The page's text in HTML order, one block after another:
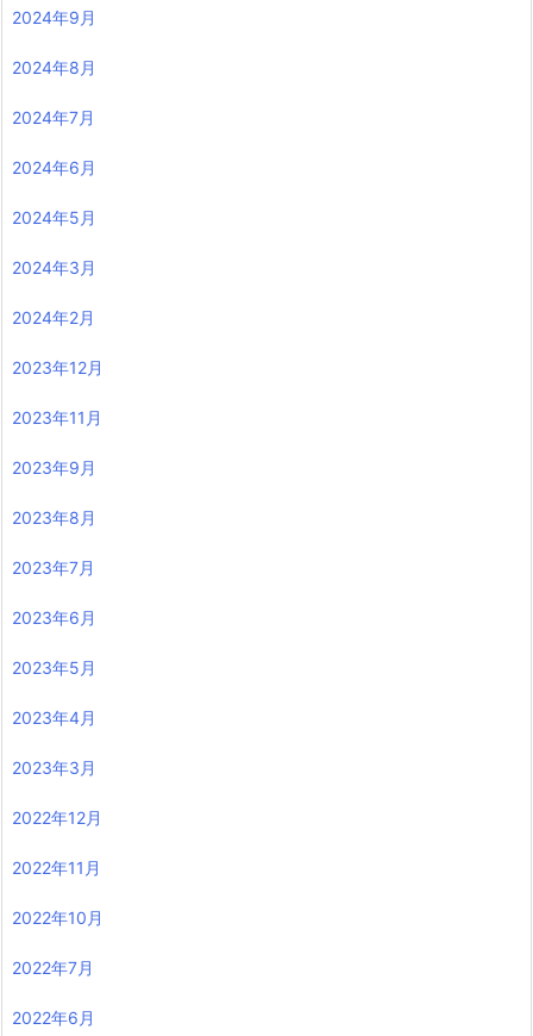
2024年9月
2024年8月
2024年7月
2024年6月
2024年5月
2024年3月
2024年2月
2023年12月
2023年11月
2023年9月
2023年8月
2023年7月
2023年6月
2023年5月
2023年4月
2023年3月
2022年12月
2022年11月
2022年10月
2022年7月
2022年6月